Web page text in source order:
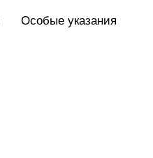
Особые указания